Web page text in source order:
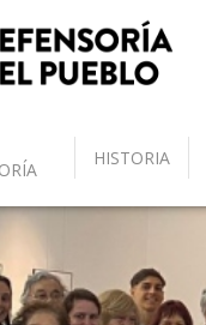
HISTORIA